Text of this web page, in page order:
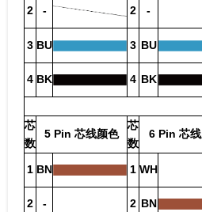
2 - 2 -
3 BU 3 BU
4 BK 4 BK
芯
数
5 Pin 芯线颜色
芯
数
6 Pin 芯
1 BN 1 WH
2 - 2 BN